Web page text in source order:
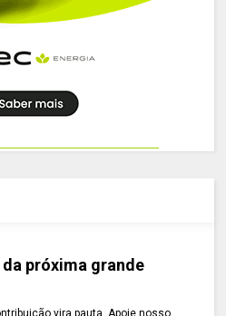
próxima grande
vira pauta. Apoie nosso